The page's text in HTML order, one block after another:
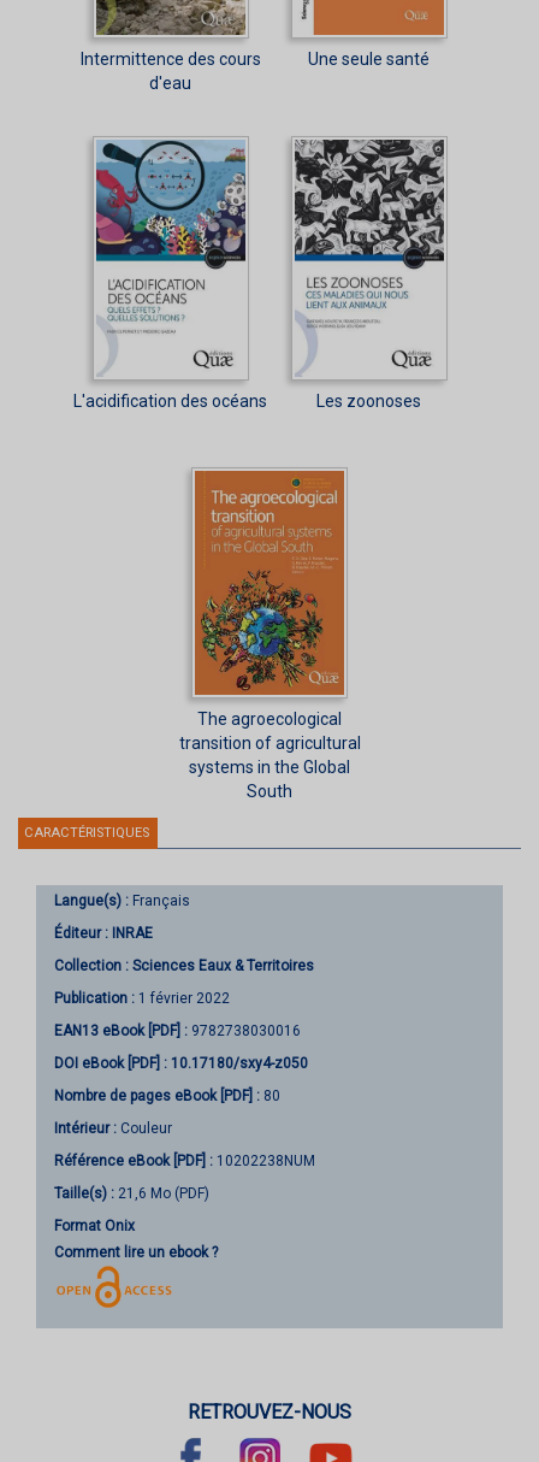
Intermittence des cours
d'eau
Une seule santé
L'acidification des océans Les zoonoses
The agroecological
transition of agricultural
systems in the Global
South
CARACTÉRISTIQUES
Langue(s) : Français
Éditeur : INRAE
Collection : Sciences Eaux & Territoires
Publication : 1 février 2022
EAN13 eBook [PDF] : 9782738030016
DOI eBook [PDF] : 10.17180/sxy4-z050
Nombre de pages eBook [PDF] : 80
Intérieur : Couleur
Référence eBook [PDF] : 10202238NUM
Taille(s) : 21,6 Mo (PDF)
Format Onix
Comment lire un ebook ?
RETROUVEZ-NOUS